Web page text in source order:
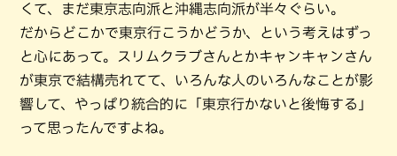
くて、まだ東京志向派と沖縄志向派が半々ぐらい。
だからどこかで東京行こうかどうか、という考えはずっ
と心にあって。スリムクラブさんとかキャンキャンさん
が東京で結構売れてて、いろんな人のいろんなことが影
響して、やっぱり統合的に「東京行かないと後悔する」
って思ったんですよね。